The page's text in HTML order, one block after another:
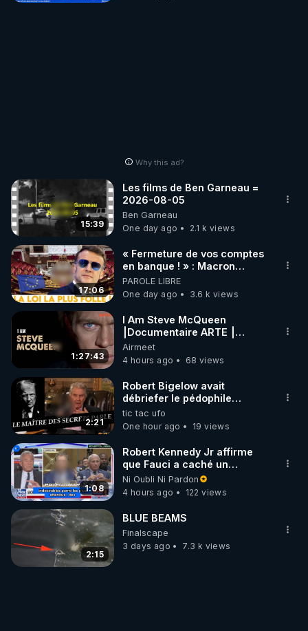
Why this ad?
15:39
Les films de Ben Garneau =
2026-08-05
Ben Garneau
One day ago
2.1 k views
17:06
« Fermeture de vos comptes
en banque ! » : Macron
impose une loi folle !
PAROLE LIBRE
One day ago
3.6 k views
1:27:43
I Am Steve McQueen
⎮Documentaire ARTE ⎮
Cinema
Airmeet
4 hours ago
68 views
2:21
Robert Bigelow avait
débriefer le pédophile
génocidaire de donald j
trump
tic tac ufo
One hour ago
19 views
1:08
Robert Kennedy Jr affirme
que Fauci a caché un
infarctus pulmonaire
survenu après sa
vaccination
Ni Oubli Ni Pardon
4 hours ago
122 views
2:15
BLUE BEAMS
Finalscape
3 days ago
7.3 k views